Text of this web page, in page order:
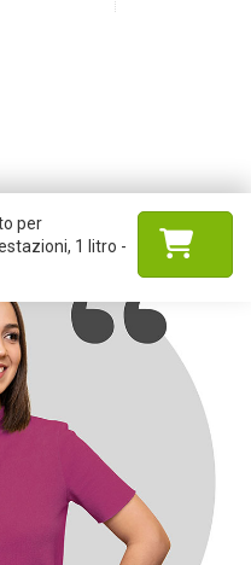
per
1 litro -